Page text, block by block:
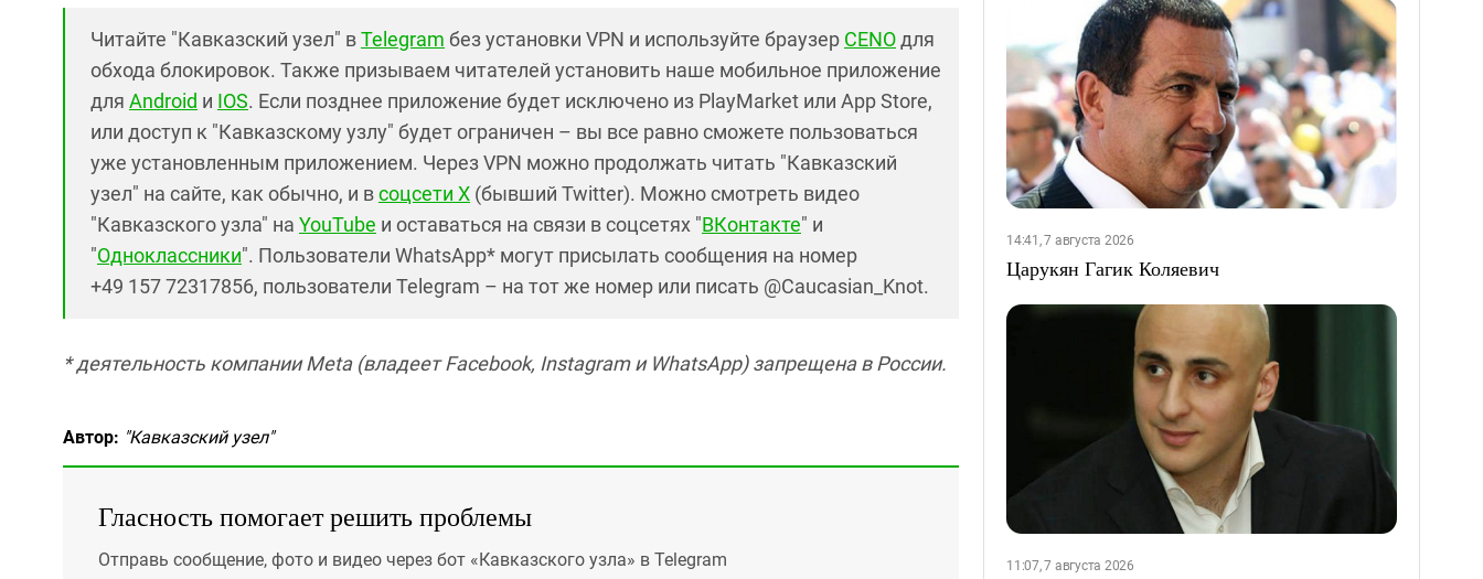
Читайте "Кавказский узел" вTelegram без установки VPN и используйте браузер CENOдля
обхода блокировок. Также призываем читателей установить наше мобильное приложение
для Android и IOS. Если позднее приложение будет исключено из PlayMarket или App Store,
или доступ к "Кавказскому узлу" будет ограничен – вы все равно сможете пользоваться
уже установленным приложением. Через VPN можно продолжать читать "Кавказский
узел" на сайте, как обычно, и всоцсети X (бывший Twitter). Можно смотреть видео
"Кавказского узла" на YouTube и оставаться на связи в соцсетях "ВКонтакте" и
"Одноклассники". Пользователи WhatsApp* могут присылать сообщения на номер
+49 157 72317856, пользователи Telegram – на тот же номер или писать @Caucasian_Knot.
* деятельность компании Meta (владеет Facebook, Instagram и WhatsApp) запрещена в России.
Автор: "Кавказский узел"
Гласность помогает решить проблемы
Отправь сообщение, фото и видео через бот «Кавказского узла» в Telegram
14:41, 7 августа 2026
Царукян Гагик Коляевич
11:07, 7 августа 2026